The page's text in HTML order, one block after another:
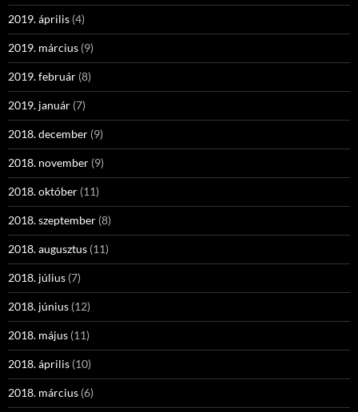
2019. április (4)
2019. március (9)
2019. február (8)
2019. január (7)
2018. december (9)
2018. november (9)
2018. október (11)
2018. szeptember (8)
2018. augusztus (11)
2018. július (7)
2018. június (12)
2018. május (11)
2018. április (10)
2018. március (6)